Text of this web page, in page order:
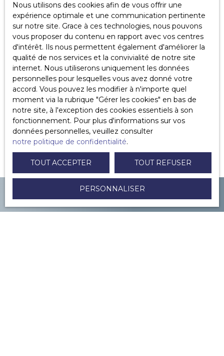
Ce qu’il faut retenir :
Si vous décidez un jour de louer un appartement
meublé à Paris, il est utile de vous renseigner sur
les différents types de baux proposés ici. Cela vous
aidera à choisir le type de bail qui convient à votre
situation et vous évitera d’avoir des problèmes
juridiques !
Nous utilisons des cookies afin de vous offrir une
expérience optimale et une communication pertinente
sur notre site. Grace à ces technologies, nous pouvons
vous proposer du contenu en rapport avec vos centres
d'intérêt. Ils nous permettent également d'améliorer la
qualité de nos services et la convivialité de notre site
internet. Nous utiliserons uniquement les données
personnelles pour lesquelles vous avez donné votre
accord. Vous pouvez les modifier à n'importe quel
moment via la rubrique ″Gérer les cookies″ en bas de
notre site, à l'exception des cookies essentiels à son
fonctionnement. Pour plus d'informations sur vos
données personnelles, veuillez consulter
notre politique de confidentialité.
TOUT ACCEPTER TOUT REFUSER
PERSONNALISER